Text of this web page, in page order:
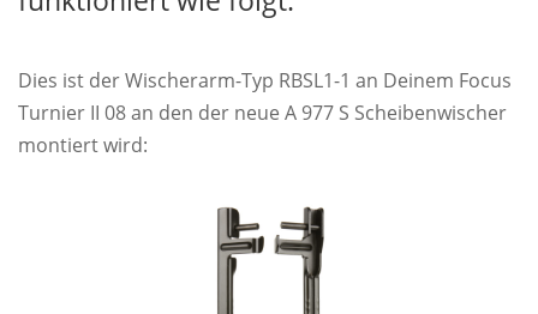
Dies ist der Wischerarm-Typ RBSL1-1 an Deinem Focus
Turnier II 08 an den der neue A 977 S Scheibenwischer
montiert wird: